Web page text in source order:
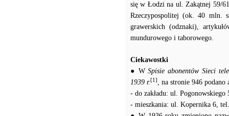
się w Łodzi na ul. Zakątnej 59/
Rzeczypospolitej (ok. 40 mln.
grawerskich (odznaki),
mundurowego i taborowego.
Ciekawostki
● WSpisie abonentów Sieci
1939 r.[1] , na stronie 946 podano
- do zakładu: ul.
- mieszkania: ul. Kopernika 6,